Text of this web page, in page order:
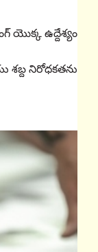
యొక్క ఉద్దేశ్యం
శబ్ద నిరోధకతను